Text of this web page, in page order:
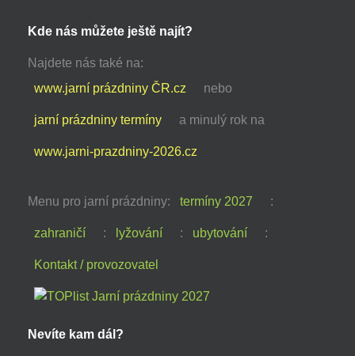
Kde nás můžete ještě najít?
Najdete nás také na:
www.jarní prázdniny ČR.cz
nebo
jarní prázdniny termíny a minulý rok na
www.jarni-prazdniny-2026.cz
Menu pro jarní prázdniny: termíny 2027 :
zahraničí : lyžování : ubytování :
Kontakt / provozovatel
Nevíte kam dál?